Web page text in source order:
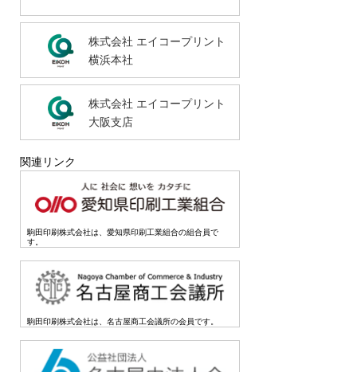
株式会社 エイコープリント
横浜本社
株式会社 エイコープリント
大阪支店
関連リンク
駒田印刷株式会社は、愛知県印刷工業組合の組合員で
す。
駒田印刷株式会社は、名古屋商工会議所の会員です。